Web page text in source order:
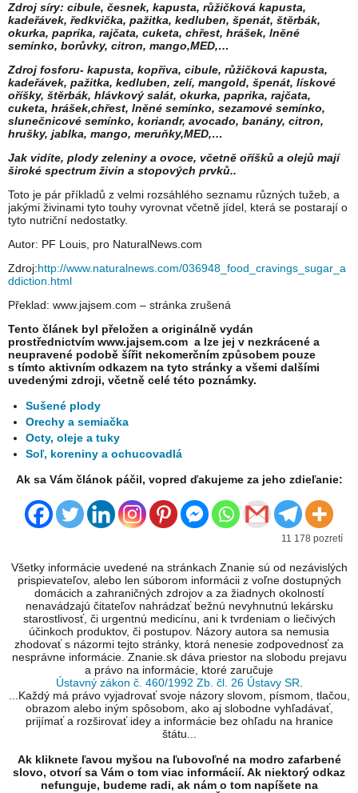
Zdroj síry: cibule, česnek, kapusta, růžičková kapusta,
kadeřávek, ředkvička, pažitka, kedluben, špenát, štěrbák,
okurka, paprika, rajčata, cuketa, chřest, hrášek, lněné
semínko, borůvky, citron, mango,MED,…
Zdroj fosforu- kapusta, kopřiva, cibule, růžičková kapusta,
kadeřávek, pažitka, kedluben, zelí, mangold, špenát, lískové
oříšky, štěrbák, hlávkový salát, okurka, paprika, rajčata,
cuketa, hrášek,chřest, lněné semínko, sezamové semínko,
slunečnicové semínko, koriandr, avocado, banány, citron,
hrušky, jablka, mango, meruňky,MED,…
Jak vidíte, plody zeleniny a ovoce, včetně oříšků a olejů mají
široké spectrum živin a stopových prvků..
Toto je pár příkladů z velmi rozsáhlého seznamu různých tužeb, a
jakými živinami tyto touhy vyrovnat včetně jídel, která se postarají o
tyto nutriční nedostatky.
Autor: PF Louis, pro NaturalNews.com
Zdroj:http://www.naturalnews.com/036948_food_cravings_sugar_a
ddiction.html
Překlad: www.jajsem.com – stránka zrušená
Tento článek byl přeložen a originálně vydán
prostřednictvím www.jajsem.com a lze jej v nezkrácené a
neupravené podobě šířit nekomerčním způsobem pouze
s tímto aktivním odkazem na tyto stránky a všemi dalšími
uvedenými zdroji, včetně celé této poznámky.
Sušené plody
Orechy a semiačka
Octy, oleje a tuky
Soľ, koreniny a ochucovadlá
Ak sa Vám článok páčil, vopred ďakujeme za jeho zdieľanie:
11 178 pozretí
Všetky informácie uvedené na stránkach Znanie sú od nezávislých
prispievateľov, alebo len súborom informácii z voľne dostupných
domácich a zahraničných zdrojov a za žiadnych okolností
nenavádzajú čitateľov nahrádzať bežnú nevyhnutnú lekársku
starostlivosť, či urgentnú medicínu, ani k tvrdeniam o liečivých
účinkoch produktov, či postupov. Názory autora sa nemusia
zhodovať s názormi tejto stránky, ktorá nenesie zodpovednosť za
nesprávne informácie. Znanie.sk dáva priestor na slobodu prejavu
a právo na informácie, ktoré zaručuje
Ústavný zákon č. 460/1992 Zb. čl. 26 Ústavy SR
...Každý má právo vyjadrovať svoje názory slovom, písmom, tlačou,
obrazom alebo iným spôsobom, ako aj slobodne vyhľadávať,
prijímať a rozširovať idey a informácie bez ohľadu na hranice
štátu...
Ak kliknete ľavou myšou na ľubovoľné na modro zafarbené
slovo, otvorí sa Vám o tom viac informácií. Ak niektorý odkaz
nefunguje, budeme radi, ak nám o tom napíšete na